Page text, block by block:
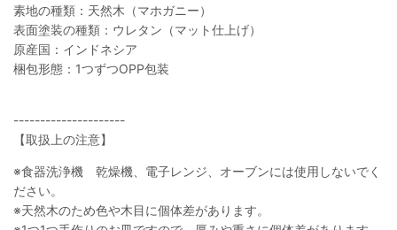
素地の種類：天然木（マホガニー）
表面塗装の種類：ウレタン（マット仕上げ）
原産国：インドネシア
梱包形態：1つずつOPP包装
---------------------
【取扱上の注意】
※食器洗浄機 乾燥機、電子レンジ、オーブンには使用しないでく
ださい。
※天然木のため色や木目に個体差があります。